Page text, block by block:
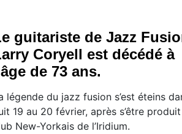
guitariste de Jazz
Coryell est décédé à
de 73 ans.
légende du jazz fusion s’est éteins
19 au 20 février, après s’être
New-Yorkais de l’Iridium.